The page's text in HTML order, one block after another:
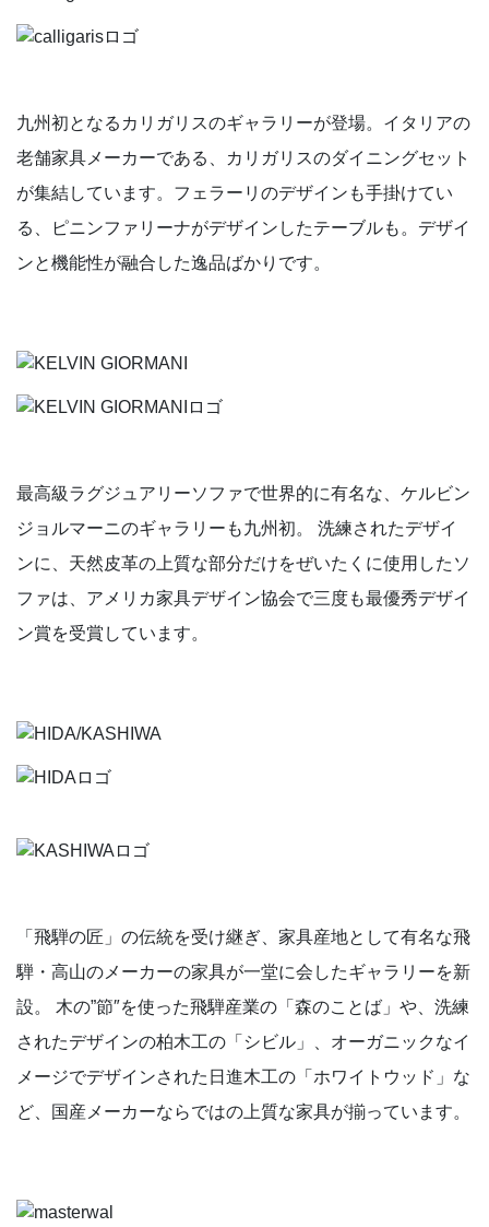
九州初となるカリガリスのギャラリーが登場。イタリアの
老舗家具メーカーである、カリガリスのダイニングセット
が集結しています。フェラーリのデザインも手掛けてい
る、ピニンファリーナがデザインしたテーブルも。デザイ
ンと機能性が融合した逸品ばかりです。
最⾼級ラグジュアリーソファで世界的に有名な、ケルビン
ジョルマーニのギャラリーも九州初。 洗練されたデザイ
ンに、天然⽪⾰の上質な部分だけをぜいたくに使⽤したソ
ファは、アメリカ家具デザイン協会で三度も最優秀デザイ
ン賞を受賞しています。
「⾶騨の匠」の伝統を受け継ぎ、家具産地として有名な⾶
騨・⾼⼭のメーカーの家具が⼀堂に会したギャラリーを新
設。 ⽊の”節″を使った⾶騨産業の「森のことば」や、洗練
されたデザインの柏⽊⼯の「シビル」、オーガニックなイ
メージでデザインされた⽇進⽊⼯の「ホワイトウッド」な
ど、国産メーカーならではの上質な家具が揃っています。